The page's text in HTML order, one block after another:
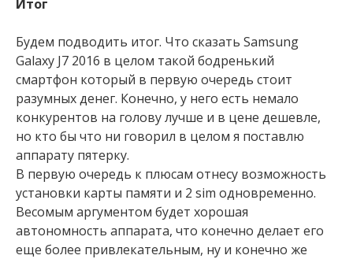
Итог
Будем подводить итог. Что сказать Samsung
Galaxy J7 2016 в целом такой бодренький
смартфон который в первую очередь стоит
разумных денег. Конечно, у него есть немало
конкурентов на голову лучше и в цене дешевле,
но кто бы что ни говорил в целом я поставлю
аппарату пятерку.
В первую очередь к плюсам отнесу возможность
установки карты памяти и 2 sim одновременно.
Весомым аргументом будет хорошая
автономность аппарата, что конечно делает его
еще более привлекательным, ну и конечно же